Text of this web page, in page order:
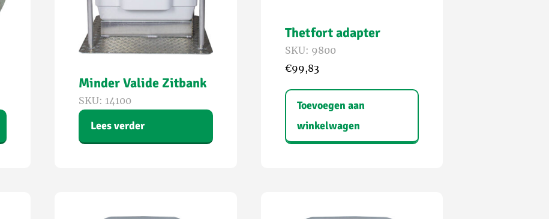
Minder Valide Zitbank
SKU: 14100
Lees verder
Thetfort adapter
SKU: 9800
€99,83
Toevoegen aan
winkelwagen